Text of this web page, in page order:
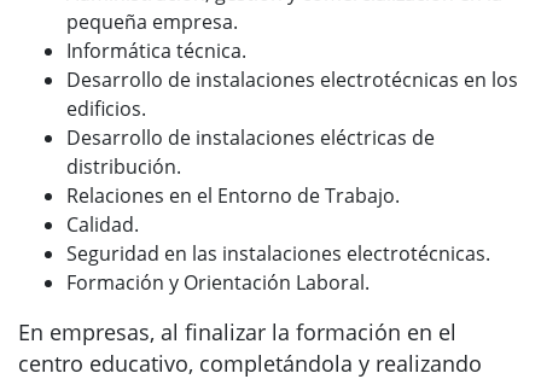
pequeña empresa.
Informática técnica.
Desarrollo de instalaciones electrotécnicas en los
edificios.
Desarrollo de instalaciones eléctricas de
distribución.
Relaciones en el Entorno de Trabajo.
Calidad.
Seguridad en las instalaciones electrotécnicas.
Formación y Orientación Laboral.
En empresas, al finalizar la formación en el
centro educativo, completándola y realizando